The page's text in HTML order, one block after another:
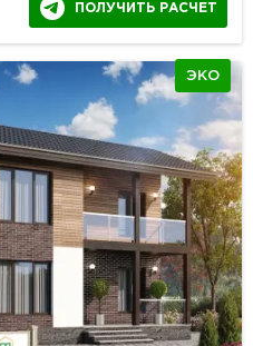
ПОЛУЧИТЬ РАСЧЕТ
ЭКО